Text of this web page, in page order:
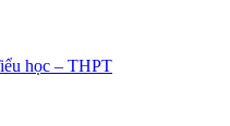
học – THPT